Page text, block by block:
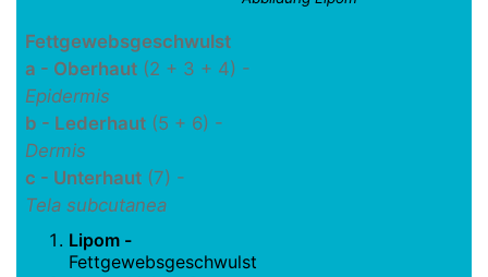
Fettgewebsgeschwulst
a - Oberhaut (2 + 3 + 4) -
Epidermis
b - Lederhaut (5 + 6) -
Dermis
c - Unterhaut (7) -
Tela subcutanea
Lipom -
Fettgewebsgeschwulst